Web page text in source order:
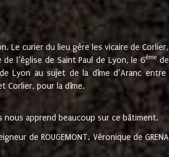
Le curier du lieu gère les vicaire de
de l’église de Saint Paul de Lyon, le 6ème
Lyon au sujet de la dîme d’Aranc
Corlier, pour la dîme.
apprend beaucoup sur ce bâtiment.
de ROUGEMONT. Véronique de